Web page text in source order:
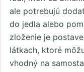
ale potrebujú
do jedla alebo
zloženie je
látkach, ktoré
vhodný na